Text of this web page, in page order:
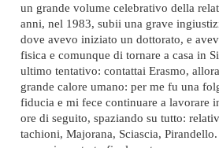
un grande volume celebrativo della
anni, nel 1983, subii una grave
dove avevo iniziato un dottorato, e
fisica e comunque di tornare a casa in
ultimo tentativo: contattai Erasmo,
grande calore umano: per me fu una
fiducia e mi fece continuare a lavorare
ore di seguito, spaziando su tutto:
tachioni, Majorana, Sciascia,